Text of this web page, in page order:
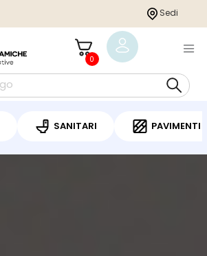
Sedi
0
SANITARI PAVIMENTI